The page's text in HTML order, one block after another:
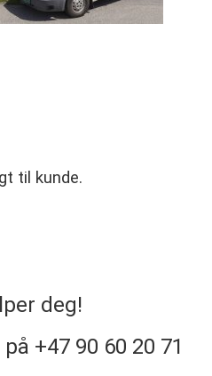
til kunde.
deg!
+47 90 60 20 71